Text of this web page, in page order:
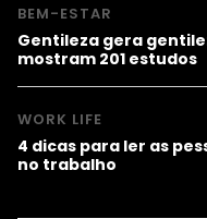
BEM-ESTAR
Gentileza gera
mostram 201 estudos
WORK LIFE
4 dicas para ler as
no trabalho